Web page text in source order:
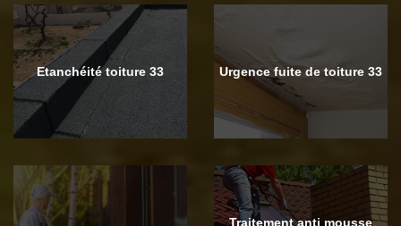
Etanchéité toiture 33 Urgence fuite de toiture 33
Traitement anti mousse